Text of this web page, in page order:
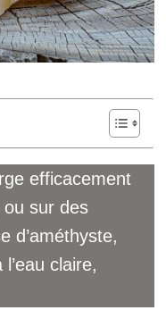
efficacement
sur des
d’améthyste,
claire,